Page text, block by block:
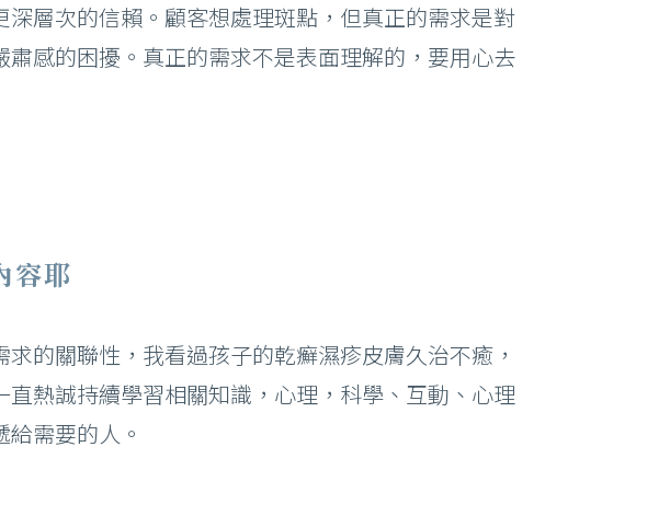
層次的信賴。顧客想處理斑點，但真正的需求是對
感的困擾。真正的需求不是表面理解的，要用心去
容耶
的關聯性，我看過孩子的乾癬濕疹皮膚久治不癒，
熱誠持續學習相關知識，心理，科學、互動、心理
需要的人。